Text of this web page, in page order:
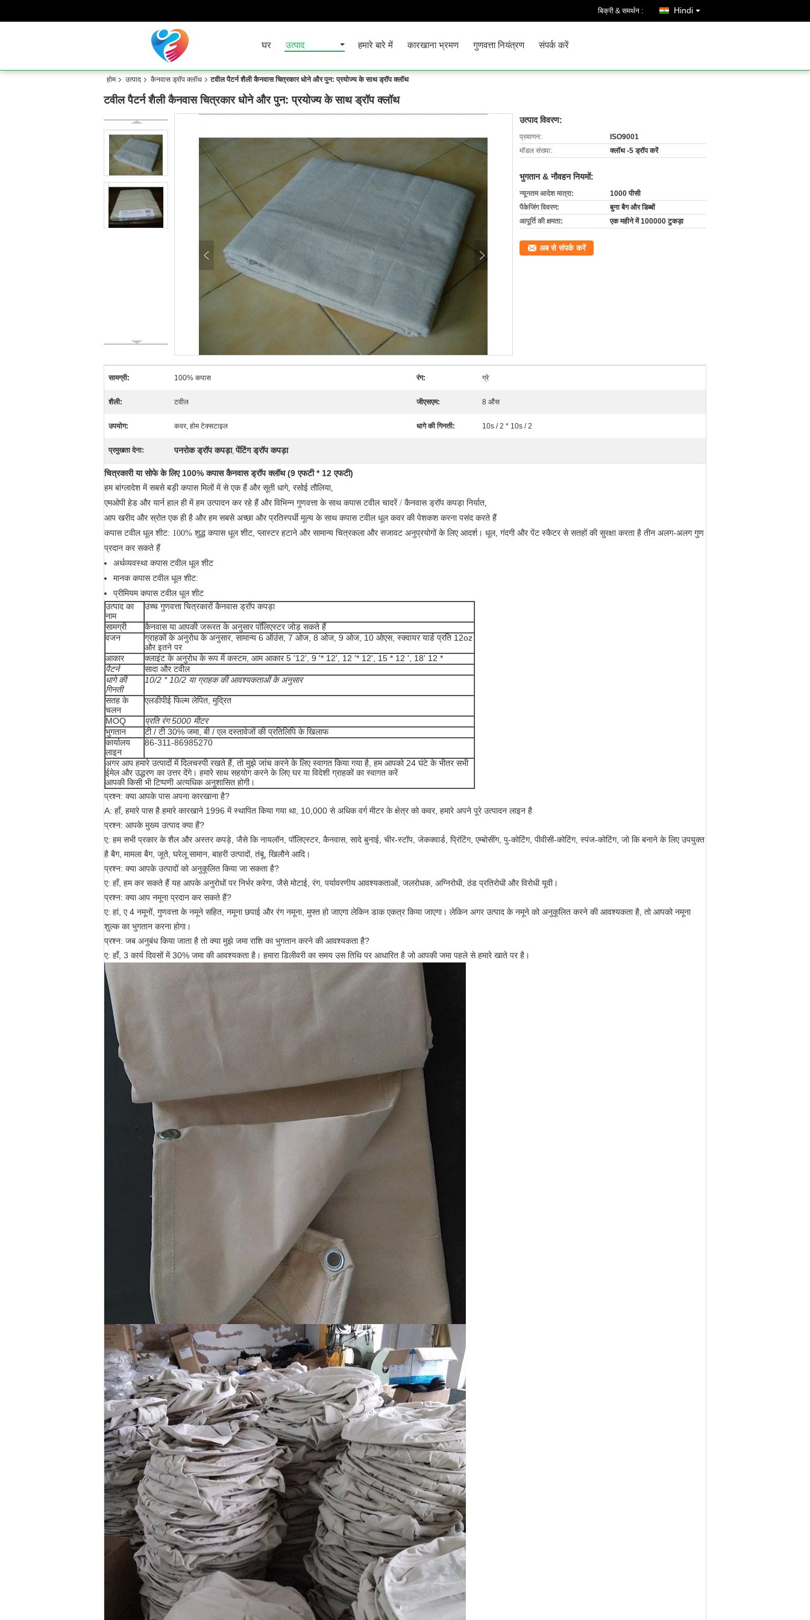
बिक्री & समर्थन : Hindi
घर उत्पाद हमारे बारे में कारखाना भ्रमण गुणवत्ता नियंत्रण संपर्क करें
होम उत्पाद कैनवास ड्रॉप क्लॉथ टवील पैटर्न शैली कैनवास चित्रकार धोने और पुन: प्रयोज्य के साथ ड्रॉप क्लॉथ
टवील पैटर्न शैली कैनवास चित्रकार धोने और पुन: प्रयोज्य के साथ ड्रॉप क्लॉथ
उत्पाद विवरण:
प्रमाणन:
ISO9001
मॉडल संख्या:
क्लॉथ -5 ड्रॉप करें
भुगतान & नौवहन नियमों:
न्यूनतम आदेश मात्रा:
1000 पीसी
पैकेजिंग विवरण:
बुना बैग और डिब्बों
आपूर्ति की क्षमता:
एक महीने में 100000 टुकड़ा
अब से संपर्क करें
सामग्री: 100% कपास रंग: ग्रे
शैली: टवील जीएसएम: 8 औंस
उपयोग: कवर, होम टेक्सटाइल धागे की गिनती: 10s / 2 * 10s / 2
प्रमुखता देना: पनरोक ड्रॉप कपड़ा,पेंटिंग ड्रॉप कपड़ा
चित्रकारी या सोफे के लिए 100% कपास कैनवास ड्रॉप क्लॉथ (9 एफटी * 12 एफटी)
हम बांग्लादेश में सबसे बड़ी कपास मिलों में से एक हैं और सूती धागे, रसोई तौलिया,
एमओपी हेड और यार्न हाल ही में हम उत्पादन कर रहे हैं और विभिन्न गुणवत्ता के साथ कपास टवील चादरें / कैनवास ड्रॉप कपड़ा निर्यात,
आप खरीद और स्रोत एक ही है और हम सबसे अच्छा और प्रतिस्पर्धी मूल्य के साथ कपास टवील धूल कवर की पेशकश करना पसंद करते हैं
कपास टवील धूल शीट: 100% शुद्ध कपास धूल शीट, प्लास्टर हटाने और सामान्य चित्रकला और सजावट अनुप्रयोगों के लिए आदर्श। धूल, गंदगी और पेंट स्कैटर से सतहों की सुरक्षा करता है तीन अलग-अलग गुण
प्रदान कर सकते हैं
अर्थव्यवस्था कपास टवील धूल शीट
मानक कपास टवील धूल शीट:
प्रीमियम कपास टवील धूल शीट
उत्पाद का
नाम
उच्च गुणवत्ता चित्रकारों कैनवास ड्रॉप कपड़ा
सामग्री
कैनवास या आपकी जरूरत के अनुसार पॉलिएस्टर जोड़ सकते हैं
वजन
ग्राहकों के अनुरोध के अनुसार, सामान्य 6 ऑउंस, 7 ओज, 8 ओज, 9 ओज, 10 ओएस, स्क्वायर यार्ड प्रति 12oz
और इतने पर
आकार
क्लाइंट के अनुरोध के रूप में कस्टम, आम आकार 5 '12', 9 '* 12', 12 '* 12', 15 * 12 ', 18' 12 *
पैटर्न
सादा और टवील
धागे की
गिनती
10/2 * 10/2 या ग्राहक की आवश्यकताओं के अनुसार
सतह के
चलन
एलडीपीई फिल्म लेपित, मुद्रित
MOQ
प्रति रंग 5000 मीटर
भुगतान
टी / टी 30% जमा, बी / एल दस्तावेजों की प्रतिलिपि के खिलाफ
कार्यालय
लाइन
86-311-86985270
अगर आप हमारे उत्पादों में दिलचस्पी रखते हैं, तो मुझे जांच करने के लिए स्वागत किया गया है, हम आपको 24 घंटे के भीतर सभी
ईमेल और उद्धरण का उत्तर देंगे। हमारे साथ सहयोग करने के लिए घर या विदेशी ग्राहकों का स्वागत करें
आपकी किसी भी टिप्पणी अत्यधिक अनुशासित होगी।
प्रश्न: क्या आपके पास अपना कारखाना है?
A: हाँ, हमारे पास है हमारे कारखाने 1996 में स्थापित किया गया था, 10,000 से अधिक वर्ग मीटर के क्षेत्र को कवर, हमारे अपने पूरे उत्पादन लाइन है
प्रश्न: आपके मुख्य उत्पाद क्या हैं?
ए: हम सभी प्रकार के शैल और अस्तर कपड़े, जैसे कि नायलॉन, पॉलिएस्टर, कैनवास, सादे बुनाई, चीर-स्टॉप, जेकक्वार्ड, प्रिंटिंग, एम्बोसींग, पु-कोटिंग, पीवीसी-कोटिंग, स्पंज-कोटिंग, जो कि बनाने के लिए उपयुक्त
है बैग, मामला बैग, जूते, घरेलू सामान, बाहरी उत्पादों, तंबू, खिलौने आदि।
प्रश्न: क्या आपके उत्पादों को अनुकूलित किया जा सकता है?
ए: हाँ, हम कर सकते हैं यह आपके अनुरोधों पर निर्भर करेगा, जैसे मोटाई, रंग, पर्यावरणीय आवश्यकताओं, जलरोधक, अग्निरोधी, ठंड प्रतिरोधी और विरोधी यूवी।
प्रश्न: क्या आप नमूना प्रदान कर सकते हैं?
ए: हां, ए 4 नमूनों, गुणवत्ता के नमूने सहित, नमूना छपाई और रंग नमूना, मुफ्त हो जाएगा लेकिन डाक एकत्र किया जाएगा। लेकिन अगर उत्पाद के नमूने को अनुकूलित करने की आवश्यकता है, तो आपको नमूना
शुल्क का भुगतान करना होगा।
प्रश्न: जब अनुबंध किया जाता है तो क्या मुझे जमा राशि का भुगतान करने की आवश्यकता है?
ए: हाँ, 3 कार्य दिवसों में 30% जमा की आवश्यकता है। हमारा डिलीवरी का समय उस तिथि पर आधारित है जो आपकी जमा पहले से हमारे खाते पर है।